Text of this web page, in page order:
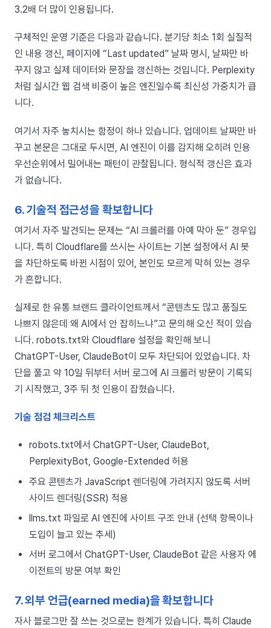
3.2배 더 많이 인용됩니다.
구체적인 운영 기준은 다음과 같습니다. 분기당 최소 1회 실질적
인 내용 갱신, 페이지에 “Last updated” 날짜 명시, 날짜만 바
꾸지 않고 실제 데이터와 문장을 갱신하는 것입니다. Perplexity
처럼 실시간 웹 검색 비중이 높은 엔진일수록 최신성 가중치가 큽
니다.
여기서 자주 놓치시는 함정이 하나 있습니다. 업데이트 날짜만 바
꾸고 본문은 그대로 두시면, AI 엔진이 이를 감지해 오히려 인용
우선순위에서 밀어내는 패턴이 관찰됩니다. 형식적 갱신은 효과
가 없습니다.
6. 기술적 접근성을 확보합니다
여기서 자주 발견되는 문제는 “AI 크롤러를 아예 막아 둔” 경우입
니다. 특히 Cloudflare를 쓰시는 사이트는 기본 설정에서 AI 봇
을 차단하도록 바뀐 시점이 있어, 본인도 모르게 막혀 있는 경우
가 흔합니다.
실제로 한 유통 브랜드 클라이언트께서 “콘텐츠도 많고 품질도
나쁘지 않은데 왜 AI에서 안 잡히느냐”고 문의해 오신 적이 있습
니다. robots.txt와 Cloudflare 설정을 확인해 보니
ChatGPT-User, ClaudeBot이 모두 차단되어 있었습니다. 차
단을 풀고 약 10일 뒤부터 서버 로그에 AI 크롤러 방문이 기록되
기 시작했고, 3주 뒤 첫 인용이 잡혔습니다.
기술 점검 체크리스트
robots.txt에서 ChatGPT-User, ClaudeBot,
PerplexityBot, Google-Extended 허용
주요 콘텐츠가 JavaScript 렌더링에 가려지지 않도록 서버
사이드 렌더링(SSR) 적용
llms.txt 파일로 AI 엔진에 사이트 구조 안내 (선택 항목이나
도입이 늘고 있는 추세)
서버 로그에서 ChatGPT-User, ClaudeBot 같은 사용자 에
이전트의 방문 여부 확인
7. 외부 언급(earned media)을 확보합니다
자사 블로그만 잘 쓰는 것으로는 한계가 있습니다. 특히 Claude